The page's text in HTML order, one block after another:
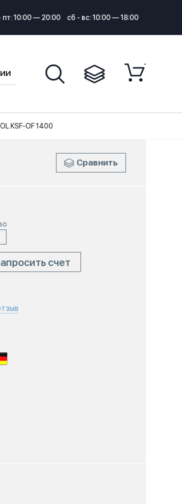
пт: 10:00 — 20:00 сб - вс: 10:00 — 18:00
KSF-OF 1400
Сравнить
счет